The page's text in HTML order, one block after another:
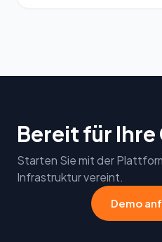
Bereit für Ihre
Starten Sie mit der
Infrastruktur vereint.
Demo